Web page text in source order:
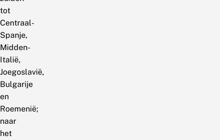
tot
Centraal-
Spanje,
Midden-
Italië,
Joegoslavië,
Bulgarije
en
Roemenië;
naar
het